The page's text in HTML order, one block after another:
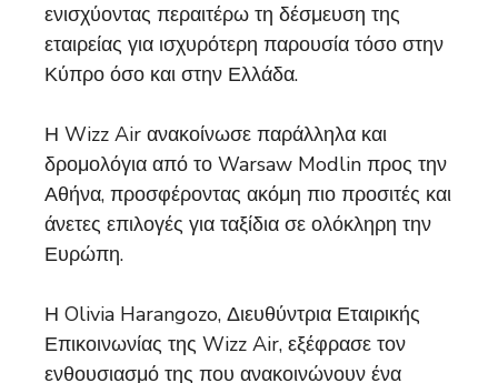
ενισχύοντας περαιτέρω τη δέσμευση της
εταιρείας για ισχυρότερη παρουσία τόσο στην
Κύπρο όσο και στην Ελλάδα.
Η Wizz Air ανακοίνωσε παράλληλα και
δρομολόγια από το Warsaw Modlin προς την
Αθήνα, προσφέροντας ακόμη πιο προσιτές και
άνετες επιλογές για ταξίδια σε ολόκληρη την
Ευρώπη.
Η Olivia Harangozo, Διευθύντρια Εταιρικής
Επικοινωνίας της Wizz Air, εξέφρασε τον
ενθουσιασμό της που ανακοινώνουν ένα